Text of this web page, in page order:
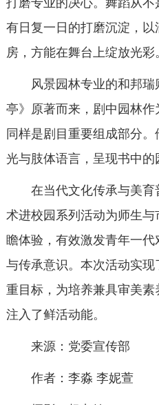
打磨专业的决心。舞蹈从
有日复一日的打磨沉淀，
房，方能在舞台上绽放光彩。
风景园林专业的和邦
亭》原著而来，剧中园林作
同样是剧目重要组成部分
光与肢体语言，呈现书中的
在当代文化传承与美
术进校园系列活动为师生
瞻体验，有效激发青年一
与传承意识。本次活动实
重目标，为培养兼具审美
注入了鲜活动能。
来源：党委宣传部
作者：李淼 李妮萱